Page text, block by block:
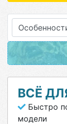
ВСЁ
Быстро
модели